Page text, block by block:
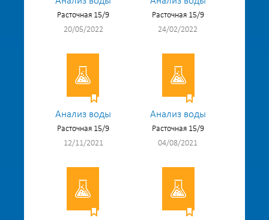
Расточная 15/9
20/05/2022
Расточная 15/9
24/02/2022
Анализ воды
Расточная 15/9
12/11/2021
Анализ воды
Расточная 15/9
04/08/2021